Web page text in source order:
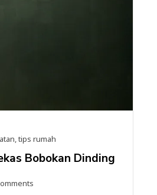
,tips rumah
Bobokan Dinding